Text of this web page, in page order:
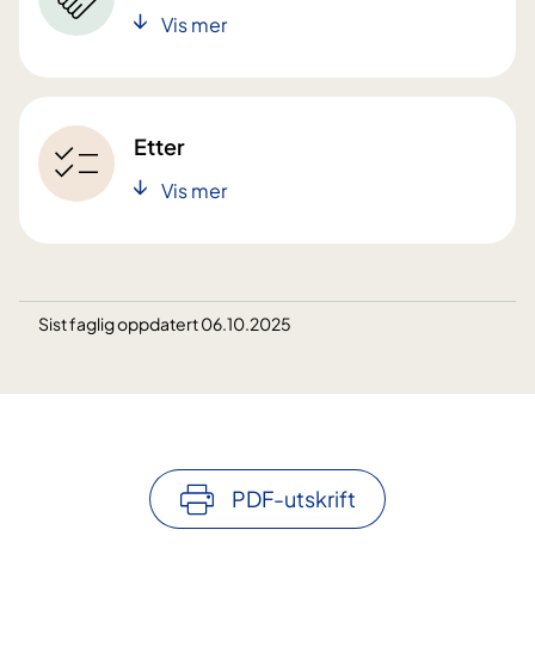
Vis mer
Etter
Vis mer
Sist faglig oppdatert 06.10.2025
PDF-utskrift